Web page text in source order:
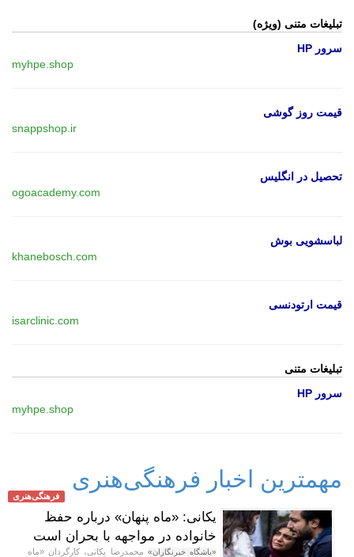
تبلیغات متنی (ویژه)
سرور HP
myhpe.shop
قیمت روز گوشی
snappshop.ir
تحصیل در انگلیس
ogoacademy.com
لباسشویی بوش
khanebosch.com
قیمت ارتودنسی
isarclinic.com
تبلیغات متنی
سرور HP
myhpe.shop
مهمترین اخبار فرهنگی‌هنری
فرهنگی‌هنری
یکانی: «ماه پنهان» درباره حفظ
خانواده در مواجهه با بحران است
«باشگاه خبرنگاران» محمدرضا یکانی، کارگردان «ماه